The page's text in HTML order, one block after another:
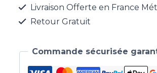
Livraison Offerte en France
Retour Gratuit
Commande sécurisée